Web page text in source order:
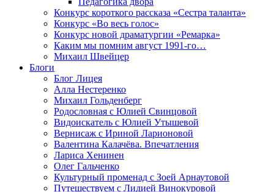
Конкурс короткого рассказа «Сестра таланта»
Конкурс «Во весь голос»
Конкурс новой драматургии «Ремарка»
Каким мы помним август 1991-го…
Михаил Швейцер
Блоги
Блог Лицея
Алла Нестеренко
Михаил Гольденберг
Родословная с Юлией Свинцовой
Видоискатель с Юлией Утышевой
Вернисаж с Ириной Ларионовой
Валентина Калачёва. Впечатления
Лариса Хенинен
Олег Гальченко
Культурный променад с Зоей Арнаутовой
Путешествуем с Лидией Винокуровой